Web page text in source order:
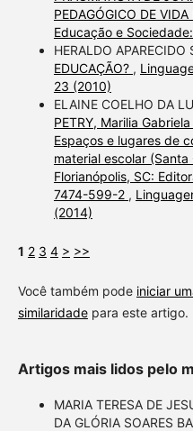
PEDAGÓGICO DE VIDA
Educação e
HERALDO APARECIDO
EDUCAÇÃO? ,
23 (2010)
ELAINE COELHO DA
PETRY, Marilia
Espaços e lugares de
material escolar (Santa
Florianópolis, SC:
7474-599-2 ,
(2014)
1 2 3 4 > >>
Você também pode iniciar
similaridadepara este artigo.
Artigos mais lidos pelo
MARIA TERESA DE
DA GLÓRIA SOARES